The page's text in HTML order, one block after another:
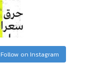
Follow on Instagram